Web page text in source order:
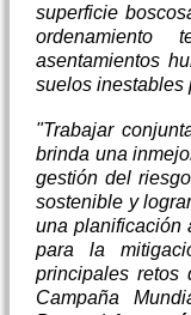
superficie
ordenamiento
asentamientos
suelos inestables
"Trabajar
brinda una
gestión del
sostenible y
una planificación
para la
principales retos
Campaña